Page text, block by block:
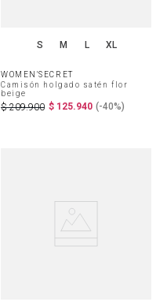
S M L XL
WOMEN'SECRET
Camisón holgado satén flor
beige
$ 209.900 $ 125.940 (-40%)